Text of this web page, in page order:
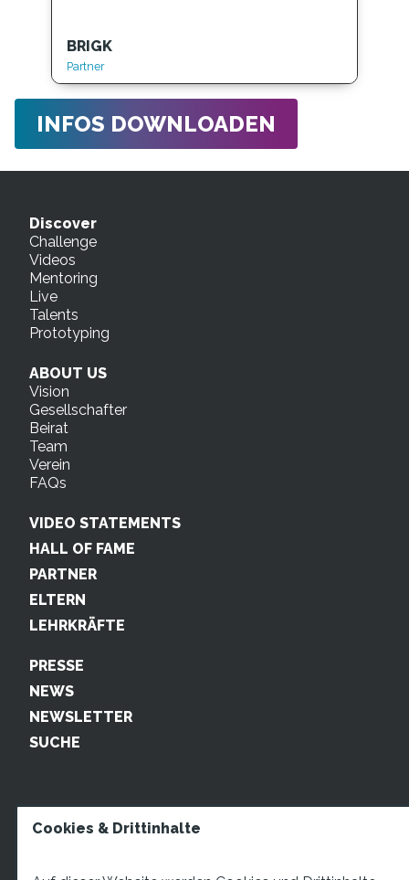
BRIGK
Partner
INFOS DOWNLOADEN
Discover
Challenge
Videos
Mentoring
Live
Talents
Prototyping
ABOUT US
Vision
Gesellschafter
Beirat
Team
Verein
FAQs
VIDEO STATEMENTS
HALL OF FAME
PARTNER
ELTERN
LEHRKRÄFTE
PRESSE
NEWS
NEWSLETTER
SUCHE
Cookies & Drittinhalte